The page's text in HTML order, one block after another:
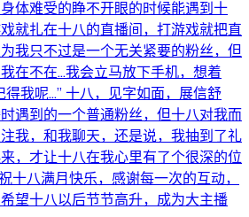
体难受的睁不开眼的时候能遇到十
就扎在十八的直播间，打游戏就把直
我只不过是一个无关紧要的粉丝，但
在不在…我会立马放下手机，想着
得我呢…” 十八，见字如面，展信舒
遇到的一个普通粉丝，但十八对我而
我，和我聊天，还是说，我抽到了礼
，才让十八在我心里有了个很深的位
十八满月快乐，感谢每一次的互动，
望十八以后节节高升，成为大主播